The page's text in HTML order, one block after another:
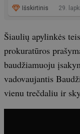
Išskirtinis 29.
Šiaulių apylinkės
prokuratūros
baudžiamuoju
vadovaujantis
vienu trečdaliu ir